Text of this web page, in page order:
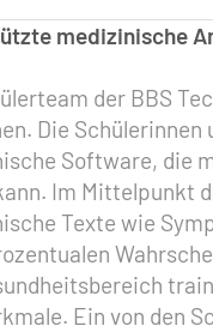
medizinische
der BBS
Die
Software, die
Im Mittelpunkt
Texte wie
Ein von den